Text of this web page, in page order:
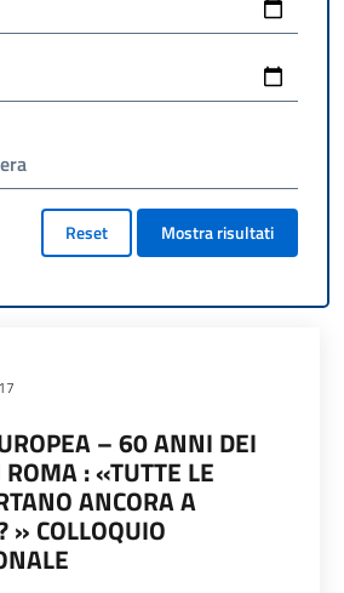
Reset Mostra risultati
– 60 ANNI DEI
: «TUTTE LE
ANCORA A
» COLLOQUIO